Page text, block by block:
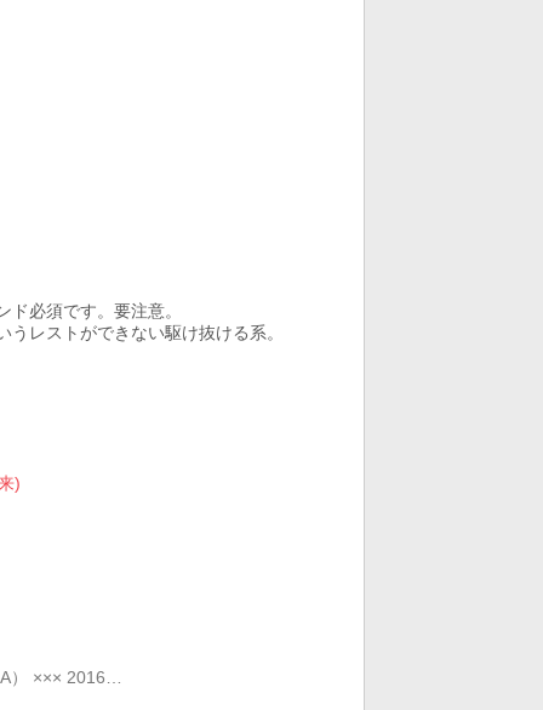
必須です。要注意。
レストができない駆け抜ける系。
)
） ××× 2016…